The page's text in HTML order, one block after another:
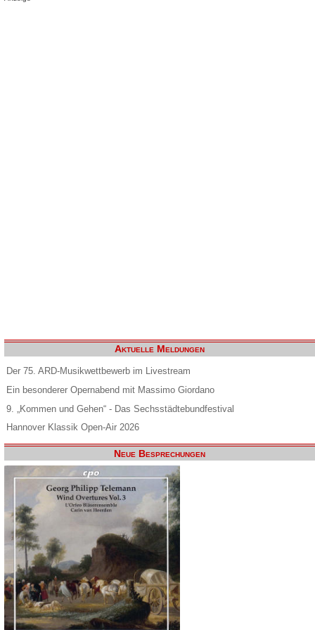
Aktuelle Meldungen
Der 75. ARD-Musikwettbewerb im Livestream
Ein besonderer Opernabend mit Massimo Giordano
9. „Kommen und Gehen“ - Das Sechsstädtebundfestival
Hannover Klassik Open-Air 2026
Neue Besprechungen